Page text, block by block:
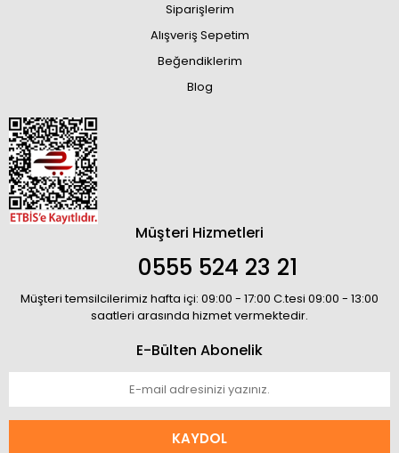
Siparişlerim
Alışveriş Sepetim
Beğendiklerim
Blog
Müşteri Hizmetleri
0555 524 23 21
Müşteri temsilcilerimiz hafta içi: 09:00 - 17:00 C.tesi 09:00 - 13:00
saatleri arasında hizmet vermektedir.
E-Bülten Abonelik
KAYDOL